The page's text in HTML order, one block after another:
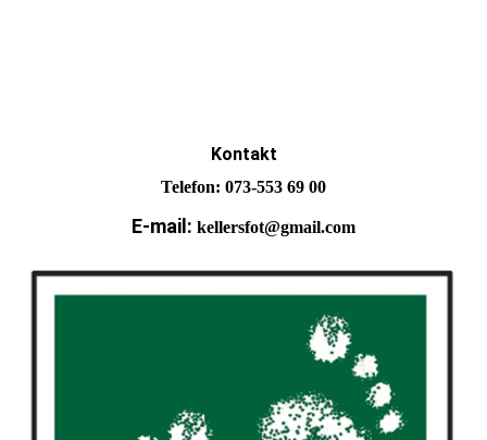
Kontakt
Telefon: 073-553 69 00
E-mail: kellersfot@gmail.com